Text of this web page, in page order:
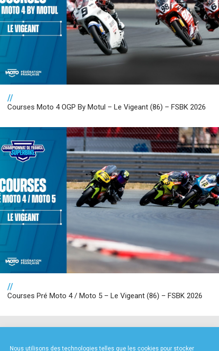
Nous utilisons des technologies telles que les cookies pour stocker
//
Courses Moto 4 OGP By Motul – Le Vigeant (86) – FSBK 2026
//
Courses Pré Moto 4 / Moto 5 – Le Vigeant (86) – FSBK 2026